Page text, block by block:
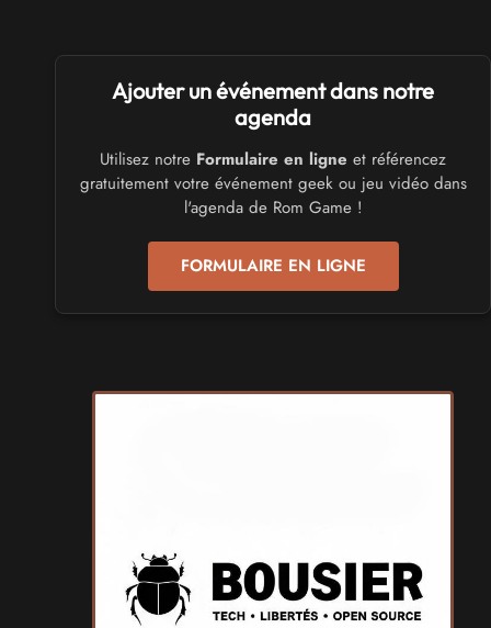
SALONS & CONVENTIONS GEEKS
Trolls et Légendes 2027
du 26 au 28 mars 2027 - à Mons
CULTURE JAPONAISE ET OTAKU
Mang'Azur 2027
les 24 et 25 avril 2027 - à Toulon
SALONS & CONVENTIONS GEEKS
Play Azur Festival 2027
SALONS & CONVENTIONS GEEKS
le 27 septembre 2026 - à Reims
CULTURE JAPONAISE ET OTAKU
Ajouter un événement dans notre
agenda
Utilisez notre Formulaire en ligne et référencez
gratuitement votre événement geek ou jeu vidéo dans
l'agenda de Rom Game !
FORMULAIRE EN LIGNE